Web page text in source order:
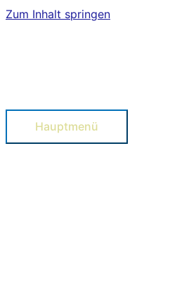
Zum Inhalt springen
Hauptmenü